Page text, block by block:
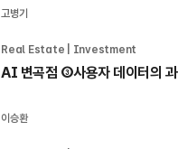
고병기
AI 변곡점 ③사용자 데이터의
이승환